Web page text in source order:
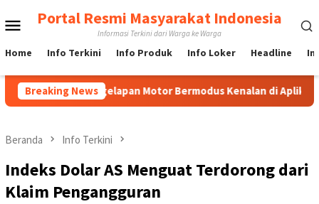
ke
Menu
Mobile
Portal Resmi Masyarakat Indonesia
Informasi Terkini dari Warga ke Warga
Home Info Terkini Info Produk Info Loker Headline
Breaking News
Penggelapan Motor Bermodus Kenalan di Aplikasi
Beranda Info Terkini
Indeks Dolar AS Menguat Terdorong dari
Klaim Pengangguran